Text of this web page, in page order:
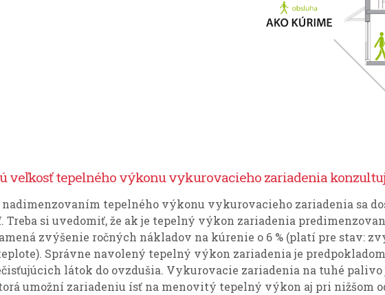
veľkosť tepelného výkonu vykurovacieho zariadenia
tepelného výkonu vykurovacieho zariadenia sa
Treba si uvedomiť, že ak je tepelný výkon zariadenia
zvýšenie ročných nákladov na kúrenie o 6 % (platí pre stav:
Správne navolený tepelný výkon zariadenia je
látok do ovzdušia. Vykurovacie zariadenia na tuhé
umožní zariadeniu ísť na menovitý tepelný výkon aj pri nižšom